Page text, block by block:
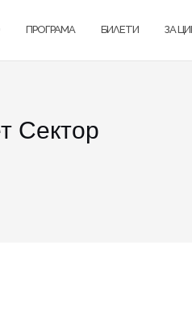
ПРОГРАМА БИЛЕТИ ЗА
Сектор